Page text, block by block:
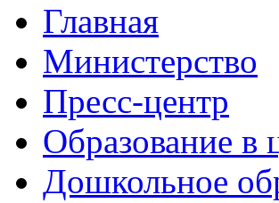
Главная
Министерство
Пресс-центр
Образование в
Дошкольное